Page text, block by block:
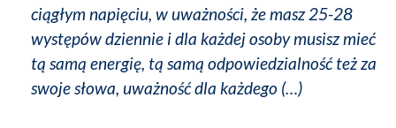
ciągłym napięciu, w uważności, że masz 25-28
występów dziennie i dla każdej osoby musisz mieć
tą samą energię, tą samą odpowiedzialność też za
swoje słowa, uważność dla każdego (…)